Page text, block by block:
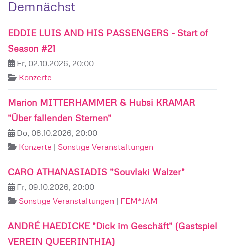
Demnächst
EDDIE LUIS AND HIS PASSENGERS - Start of
Season #21
Fr, 02.10.2026, 20:00
Konzerte
Marion MITTERHAMMER & Hubsi KRAMAR
"Über fallenden Sternen"
Do, 08.10.2026, 20:00
Konzerte | Sonstige Veranstaltungen
CARO ATHANASIADIS "Souvlaki Walzer"
Fr, 09.10.2026, 20:00
Sonstige Veranstaltungen | FEM*JAM
ANDRÉ HAEDICKE "Dick im Geschäft" (Gastspiel
VEREIN QUEERINTHIA)